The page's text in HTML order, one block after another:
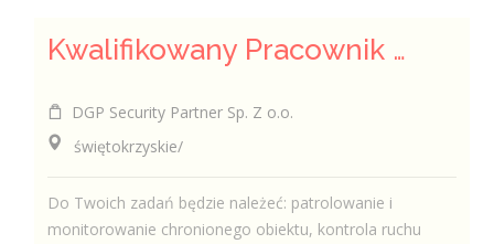
Kwalifikowany Pracownik / Kwalifikowana Pracowniczka Ochrony
DGP Security Partner Sp. Z o.o.
świętokrzyskie/
Do Twoich zadań będzie należeć: patrolowanie i
monitorowanie chronionego obiektu, kontrola ruchu